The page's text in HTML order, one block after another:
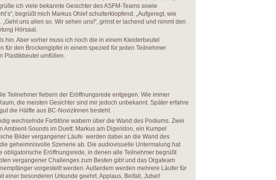
ich viele bekannte Gesichter des ASFM-Teams sowie
begrüßt mich Markus Ohlef schulterklopfend. „Aufgeregt, wie
uns allen so. Wir sehen uns!“, grinst er lachend und nimmt den
Hörsaal.
hin. Aber vorher muss ich noch die in einem Kleiderbeutel
für den Brockengipfel in einem speziell für jeden Teilnehmer
Plastikbeutel umfüllen.
Teilnehmer fiebern der Eröffnungsrede entgegen. Wie immer
die meisten Gesichter sind mir jedoch unbekannt. Später erfahre
die Hälfte aus BC-NovizInnen besteht.
wechselnde Farbtöne wabern über die Wand des Podiums. Zwei
Ambient-Sounds im Duett: Markus am Digeridoo, ein Kumpel
Bilder vergangener Läufe werden dabei an die Wand des
geheimnisvolle Szenerie ab. Die audiovisuelle Untermalung hat
obligatorische Eröffnungsrede, in denen alle Teilnehmer begrüßt
vergangener Challenges zum Besten gibt und das Orgateam
vorgestellt werden. Außerdem werden mehrere Läufer für
einer besonderen Urkunde geehrt. Applaus, Beifall, Jubel!